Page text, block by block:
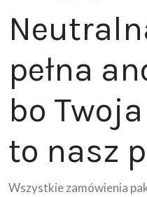
pełna
bo
to nasz
Wszystkie zamówienia